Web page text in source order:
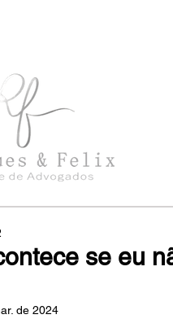
se eu
de 2024